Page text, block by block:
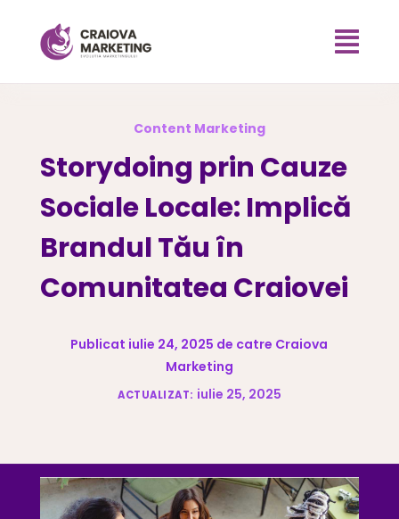

Content Marketing
Storydoing prin Cauze
Sociale Locale: Implică
Brandul Tău în
Comunitatea Craiovei
Publicat iulie 24, 2025 de catre Craiova
Marketing
ACTUALIZAT: iulie 25, 2025